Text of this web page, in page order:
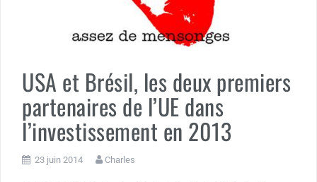
USA et Brésil, les deux premiers
partenaires de l’UE dans
l’investissement en 2013
23 juin 2014 Charles